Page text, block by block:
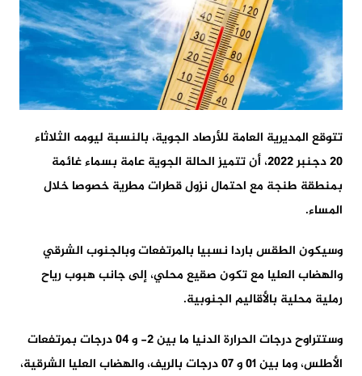
تتوقع المديرية العامة للأرصاد الجوية، بالنسبة ليومه الثلاثاء
20 دجنبر 2022، أن تتميز الحالة الجوية عامة بسماء غائمة
بمنطقة طنجة مع احتمال نزول قطرات مطرية خصوصا خلال
المساء.
وسيكون الطقس باردا نسبيا بالمرتفعات وبالجنوب الشرقي
والهضاب العليا مع تكون صقيع محلي، إلى جانب هبوب رياح
رملية محلية بالأقاليم الجنوبية.
وستتراوح درجات الحرارة الدنيا ما بين 2- و 04 درجات بمرتفعات
الأطلس، وما بين 01 و 07 درجات بالريف، والهضاب العليا الشرقية،